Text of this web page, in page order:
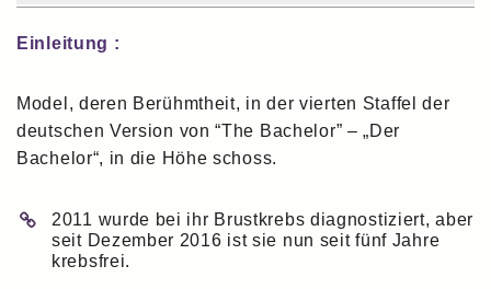
Einleitung :
Model, deren Berühmtheit, in der vierten Staffel der
deutschen Version von “The Bachelor” – „Der
Bachelor“, in die Höhe schoss.
2011 wurde bei ihr Brustkrebs diagnostiziert, aber
seit Dezember 2016 ist sie nun seit fünf Jahre
krebsfrei.